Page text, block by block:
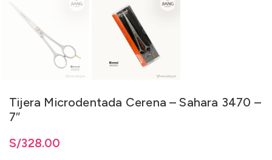
Tijera Microdentada Cerena – Sahara 3470 –
7″
S/328.00